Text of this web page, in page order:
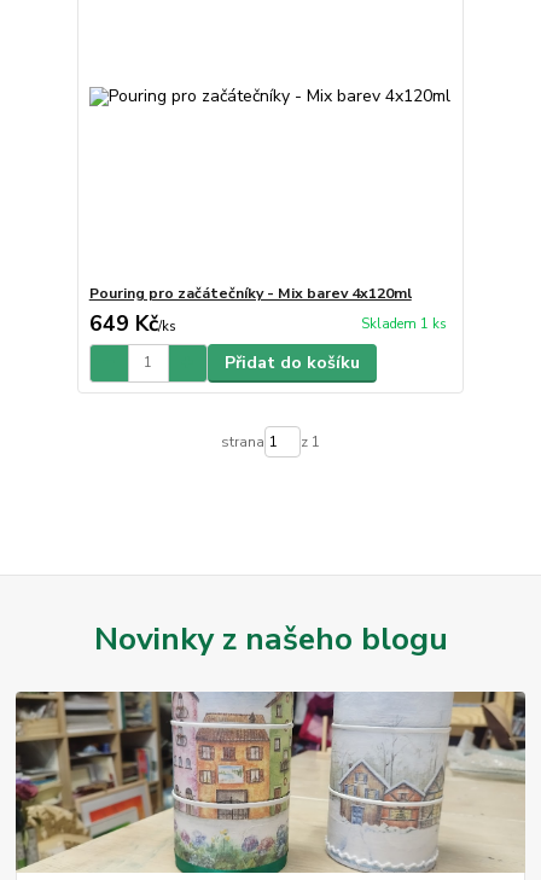
Pouring pro začátečníky - Mix barev 4x120ml
649 Kč/ks Skladem 1 ks
Přidat do košíku
strana z 1
Novinky z našeho blogu